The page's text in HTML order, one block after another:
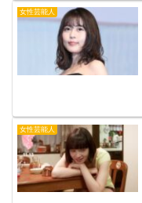
女性芸能人
女性芸能人